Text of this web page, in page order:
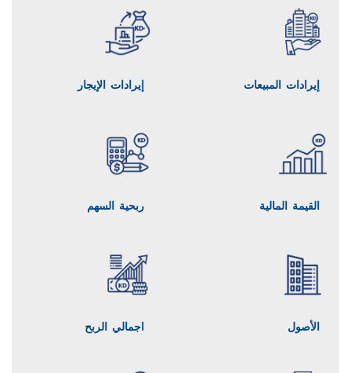
إيرادات المبيعات إيرادات الإيجار
القيمة المالية ربحية السهم
الأصول اجمالي الربح